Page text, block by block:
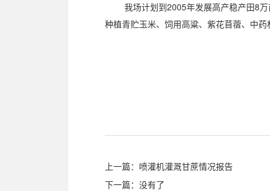
我场计划到2005年发展高产稳产田8万
种植青贮玉米、饲用高粱、紫花苜蓿、中药
河北省
二○○
上一篇： 喷灌机灌溉甘蔗情况报告
下一篇： 没有了